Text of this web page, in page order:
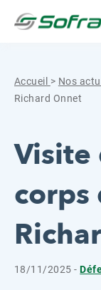
Accueil > Nos
Richard Onnet
Visite
corps
18/11/2025 -